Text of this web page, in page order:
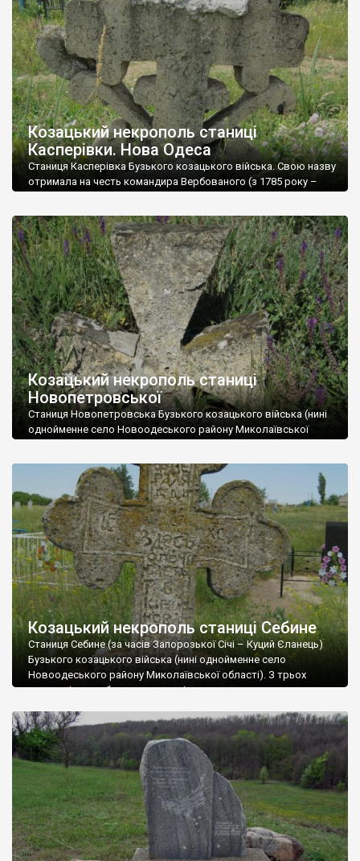
районний центр Миколаївської області) й адміністративним
центром Одеського уланського (колишнього 2-го Бузького,
за станом на […]
Козацький некрополь станиці
Касперівки. Нова Одеса
Станиця Касперівка Бузького козацького війська. Свою назву
отримала на честь командира Вербованого (з 1785 року –
походженням). До 1794 року входила до Новопетровської
парафії, згодом вже мала власну церкву святого Димитрія
Солунського. З козацьких часів тут, як і в більшості станиць,
зберігся […]
Козацький некрополь станиці
Новопетровської
Станиця Новопетровська Бузького козацького війська (нині
однойменне село Новоодеського району Миколаївської
війська. Відтоді у селі збереглося дуже мало пам’яток. Хіба
що хрести на найстарішому з-поміж трьох сільських
кладовищ. Є серед них і цікавий пам’ятник-стела, на
лицьовому боці якої […]
Козацький некрополь станиці Себине
Станиця Себине (за часів Запорозької Січі – Куций Єланець)
Бузького козацького війська (нині однойменне село
Новоодеського району Миколаївської області). З трьох
цвинтарів, що збереглися у селі, лише один належить до
церкви. До нашого часу зберігся досить непогано, хоч
впорядкування не завадило б, оскільки чимало хрестів
вгрузло в землю […]